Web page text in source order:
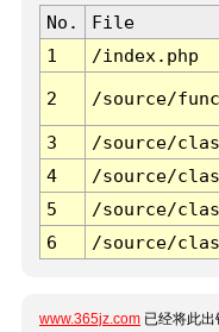
No. File
1
/index.php
2 /source/
3 /source/
4
/source/
5
/source/
6
/source/
www.365jz.com 已经将此